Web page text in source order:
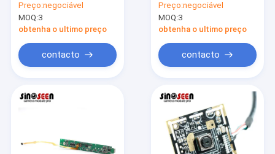
Vídeos
auto para a câmera
de tiro alta
Preço:negociável
MOQ:3
obtenha o ultimo preço
contacto
0.3MP para a pena da
leitura da educação
Preço:negociável
MOQ:3
obtenha o ultimo preço
contacto